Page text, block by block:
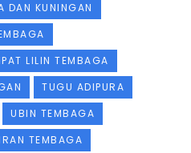
DAN KUNINGAN
LILIN TEMBAGA
TUGU ADIPURA
UBIN TEMBAGA
TEMBAGA